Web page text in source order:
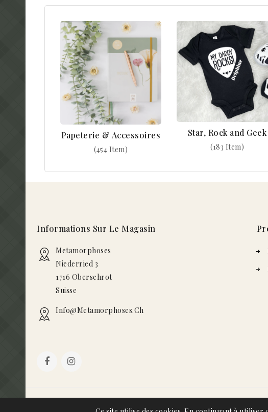
Papeterie & Accessoires
(454 Item)
Star, Rock and Geek
(183 Item)
Informations Sur Le Magasin
Metamorphoses
Niederried 3
1716 Oberschrot
Suisse
Info@metamorphoses.ch